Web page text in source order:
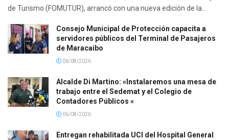
de Turismo (FOMUTUR), arrancó con una nueva edición de la...
Consejo Municipal de Protección capacita a
servidores públicos del Terminal de Pasajeros
de Maracaibo
06/08/2026
Alcalde Di Martino: «Instalaremos una mesa de
trabajo entre el Sedemat y el Colegio de
Contadores Públicos «
06/08/2026
Entregan rehabilitada UCI del Hospital General